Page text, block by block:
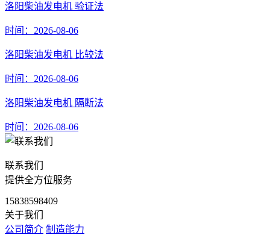
洛阳柴油发电机 验证法
时间：2026-08-06
洛阳柴油发电机 比较法
时间：2026-08-06
洛阳柴油发电机 隔断法
时间：2026-08-06
联系我们
提供全方位服务
15838598409
关于我们
公司简介 制造能力